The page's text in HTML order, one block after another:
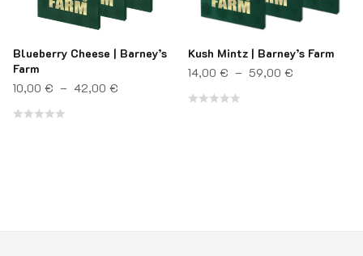
Blueberry Cheese | Barney’s
Farm
10,00 € – 42,00 €Plage de prix : 10,00 € à 42,00 €
Kush Mintz | Barney’s Farm
14,00 € – 59,00 €